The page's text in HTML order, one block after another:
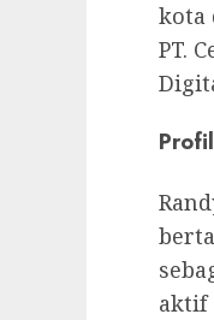
kota
PT.
aktif